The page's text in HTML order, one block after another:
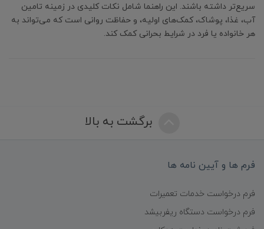
سریع‌تر داشته باشند. این راهنما شامل نکات کلیدی در زمینه تامین
آب، غذا، پوشاک، کمک‌های اولیه، و حفاظت روانی است که می‌تواند به
هر خانواده یا فرد در شرایط بحرانی کمک کند.
برگشت به بالا
فرم ها و آیین نامه ها
فرم درخواست خدمات تعمیرات
فرم درخواست دستگاه ریفربیشد